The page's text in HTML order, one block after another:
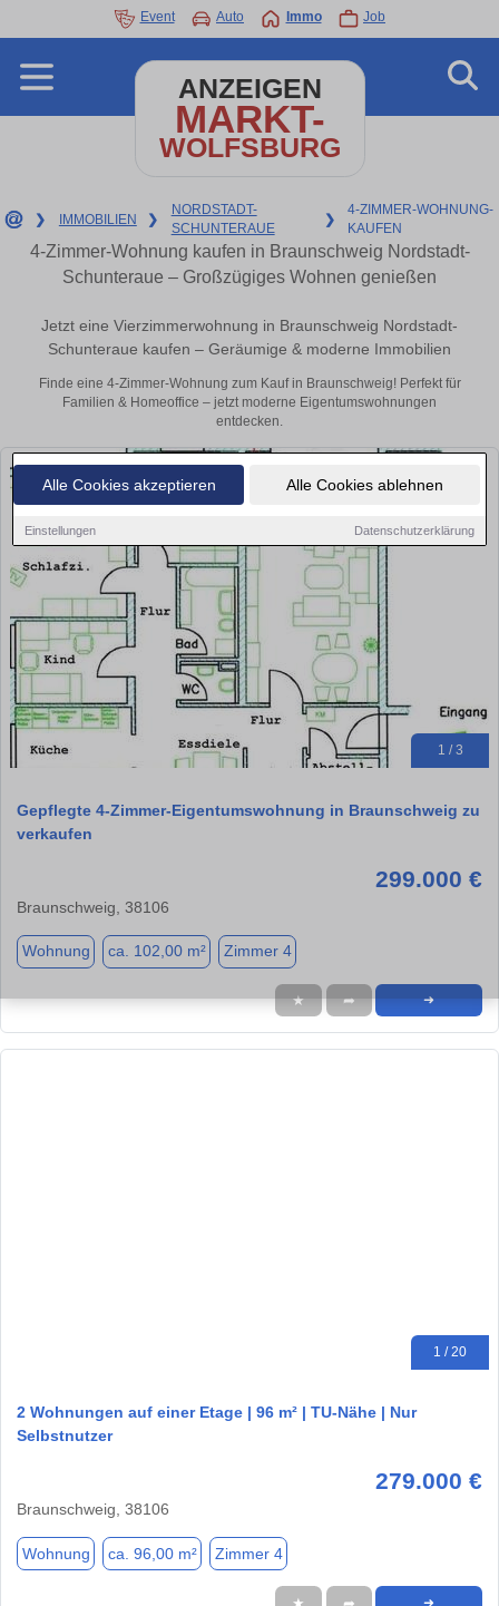
Alle Cookies akzeptieren Alle Cookies ablehnen
Einstellungen Datenschutzerklärung
Event Auto Immo Job
ANZEIGEN
MARKT-
WOLFSBURG
❯ IMMOBILIEN ❯
NORDSTADT-
SCHUNTERAUE
❯
4-ZIMMER-WOHNUNG-
KAUFEN
4-Zimmer-Wohnung kaufen in Braunschweig Nordstadt-
Schunteraue – Großzügiges Wohnen genießen
Jetzt eine Vierzimmerwohnung in Braunschweig Nordstadt-
Schunteraue kaufen – Geräumige & moderne Immobilien
Finde eine 4-Zimmer-Wohnung zum Kauf in Braunschweig! Perfekt für
Familien & Homeoffice – jetzt moderne Eigentumswohnungen
entdecken.
1 / 3
Gepflegte 4-Zimmer-Eigentumswohnung in Braunschweig zu
verkaufen
299.000 €
Braunschweig, 38106
Wohnung ca. 102,00 m² Zimmer 4
★ ➦ ➜
1 / 20
2 Wohnungen auf einer Etage | 96 m² | TU-Nähe | Nur
Selbstnutzer
279.000 €
Braunschweig, 38106
Wohnung ca. 96,00 m² Zimmer 4
➜